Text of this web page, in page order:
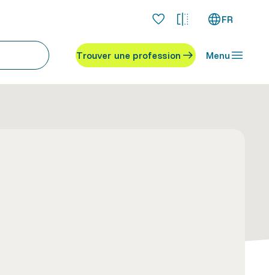
FR
Trouver une profession Menu